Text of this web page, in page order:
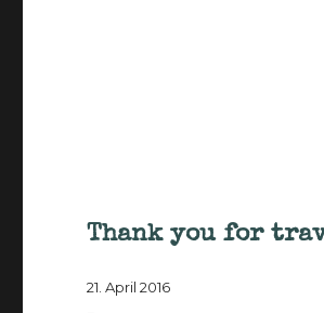
Thank you for
Veröffentlicht
21. April 2016